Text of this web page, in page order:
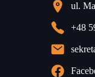
ul.
+48